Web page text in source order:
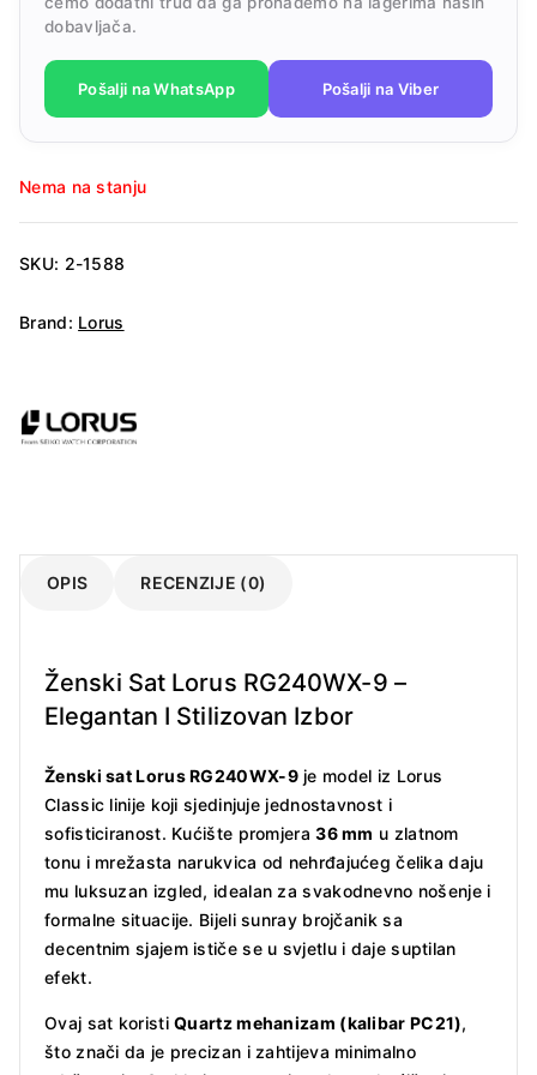
dobavljača.
Pošalji na WhatsApp Pošalji na Viber
Nema na stanju
SKU: 2-1588
Brand: Lorus
OPIS RECENZIJE (0)
Ženski Sat Lorus RG240WX-9 –
Elegantan I Stilizovan Izbor
Ženski sat Lorus RG240WX-9je model iz Lorus
Classic linije koji sjedinjuje jednostavnost i
sofisticiranost. Kućište promjera36 mm u zlatnom
tonu i mrežasta narukvica od nehrđajućeg čelika daju
mu luksuzan izgled, idealan za svakodnevno nošenje i
formalne situacije. Bijeli sunray brojčanik sa
decentnim sjajem ističe se u svjetlu i daje suptilan
efekt.
Ovaj sat koristiQuartz mehanizam (kalibar PC21),
što znači da je precizan i zahtijeva minimalno